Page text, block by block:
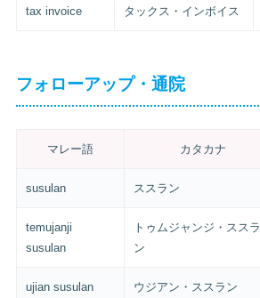
tax invoice タックス・インボイス
フォローアップ・通院
マレー語 カタカナ
susulan ススラン
temujanji
susulan
トゥムジャンジ・ススラ
ン
ujian susulan ウジアン・ススラン